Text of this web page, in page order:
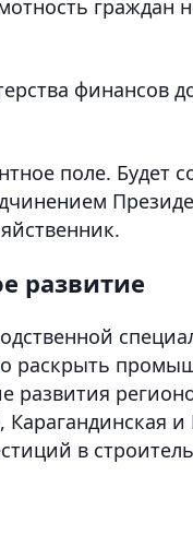
граждан
финансов
поле. Будет
развитие
раскрыть
развития
и
в